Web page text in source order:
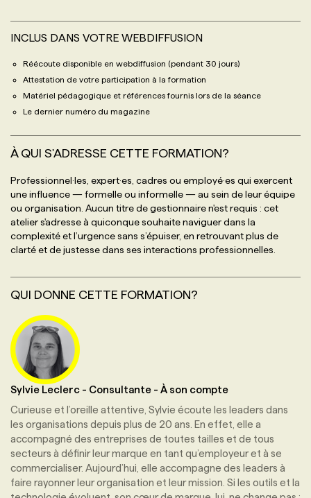
INCLUS DANS VOTRE WEBDIFFUSION
Réécoute disponible en webdiffusion (pendant 30 jours)
Attestation de votre participation à la formation
Matériel pédagogique et références fournis lors de la séance
Le dernier numéro du magazine
À QUI S'ADRESSE CETTE FORMATION?
Professionnel·les, expert·es, cadres ou employé·es qui exercent
une influence — formelle ou informelle — au sein de leur équipe
ou organisation. Aucun titre de gestionnaire n'est requis : cet
atelier s'adresse à quiconque souhaite naviguer dans la
complexité et l’urgence sans s’épuiser, en retrouvant plus de
clarté et de justesse dans ses interactions professionnelles.
QUI DONNE CETTE FORMATION?
Sylvie Leclerc - Consultante - À son compte
Curieuse et l’oreille attentive, Sylvie écoute les leaders dans
les organisations depuis plus de 20 ans. En effet, elle a
accompagné des entreprises de toutes tailles et de tous
secteurs à définir leur marque en tant qu’employeur et à se
commercialiser. Aujourd’hui, elle accompagne des leaders à
faire rayonner leur organisation et leur mission. Si les outils et la